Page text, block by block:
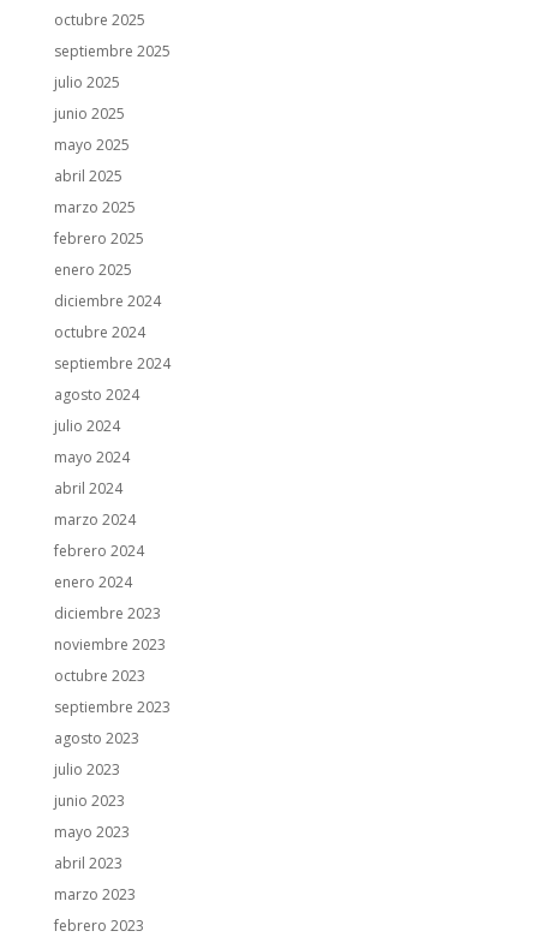
octubre 2025
septiembre 2025
julio 2025
junio 2025
mayo 2025
abril 2025
marzo 2025
febrero 2025
enero 2025
diciembre 2024
octubre 2024
septiembre 2024
agosto 2024
julio 2024
mayo 2024
abril 2024
marzo 2024
febrero 2024
enero 2024
diciembre 2023
noviembre 2023
octubre 2023
septiembre 2023
agosto 2023
julio 2023
junio 2023
mayo 2023
abril 2023
marzo 2023
febrero 2023